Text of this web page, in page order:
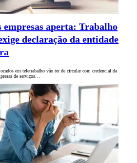
empresas aperta: Trabalho
declaração da entidade
em teletrabalho vão ter de circular com credencial da
de serviços…